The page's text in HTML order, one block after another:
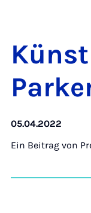
05.04.2022
Ein Beitrag von